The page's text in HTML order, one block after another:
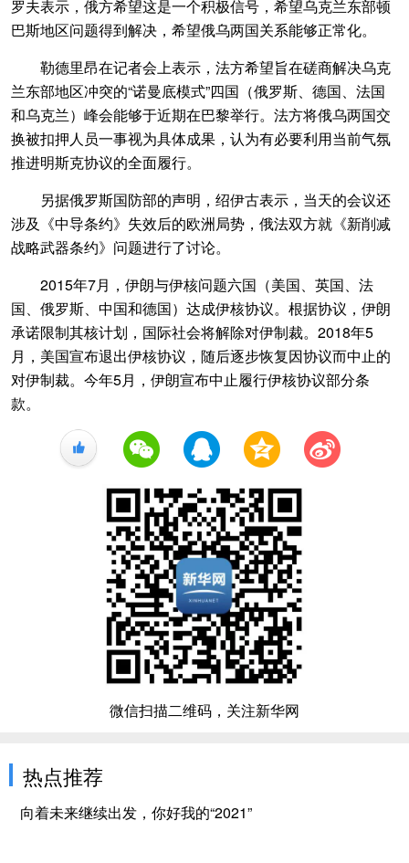
罗夫表示，俄方希望这是一个积极信号，希望乌克兰东部顿
巴斯地区问题得到解决，希望俄乌两国关系能够正常化。
勒德里昂在记者会上表示，法方希望旨在磋商解决乌克
兰东部地区冲突的“诺曼底模式”四国（俄罗斯、德国、法国
和乌克兰）峰会能够于近期在巴黎举行。法方将俄乌两国交
换被扣押人员一事视为具体成果，认为有必要利用当前气氛
推进明斯克协议的全面履行。
另据俄罗斯国防部的声明，绍伊古表示，当天的会议还
涉及《中导条约》失效后的欧洲局势，俄法双方就《新削减
战略武器条约》问题进行了讨论。
2015年7月，伊朗与伊核问题六国（美国、英国、法
国、俄罗斯、中国和德国）达成伊核协议。根据协议，伊朗
承诺限制其核计划，国际社会将解除对伊制裁。2018年5
月，美国宣布退出伊核协议，随后逐步恢复因协议而中止的
对伊制裁。今年5月，伊朗宣布中止履行伊核协议部分条
款。
+1
微信扫描二维码，关注新华网
热点推荐
向着未来继续出发，你好我的“2021”